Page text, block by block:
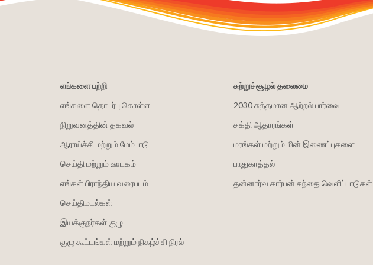
எங்களை பற்றி
எங்களை தொடர்பு கொள்ள
நிறுவனத்தின் தகவல்
ஆராய்ச்சி மற்றும் மேம்பாடு
செய்தி மற்றும் ஊடகம்
எங்கள் பிராந்திய வரைபடம்
செய்திமடல்கள்
இயக்குநர்கள் குழு
குழு கூட்டங்கள் மற்றும் நிகழ்ச்சி நிரல்
சுற்றுச்சூழல் தலைமை
2030 சுத்தமான ஆற்றல் பார்வை
சக்தி ஆதாரங்கள்
மரங்கள் மற்றும் மின் இணைப்புகளை
பாதுகாத்தல்
தன்னார்வ கார்பன் சந்தை வெளிப்பாடுகள்